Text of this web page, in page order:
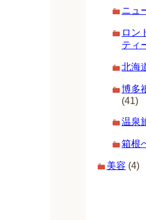
ニュ
ロン
ティ
北海
博多
(41)
温泉
箱根
美容 (4)